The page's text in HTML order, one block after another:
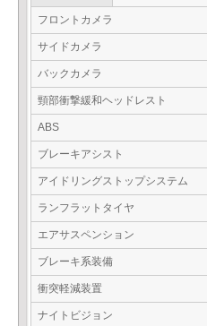
フロントカメラ
サイドカメラ
バックカメラ
頸部衝撃緩和ヘッドレスト
ABS
ブレーキアシスト
アイドリングストップシステム
ランフラットタイヤ
エアサスペンション
ブレーキ系装備
衝突軽減装置
ナイトビジョン